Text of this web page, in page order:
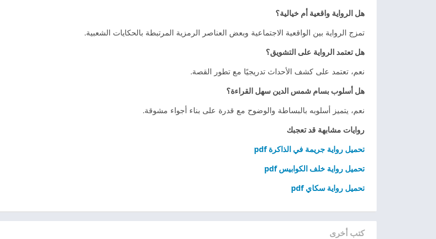
هل الرواية واقعية أم خيالية؟
تمزج الرواية بين الواقعية الاجتماعية وبعض العناصر الرمزية المرتبطة بالحكايات الشعبية.
هل تعتمد الرواية على التشويق؟
نعم، تعتمد على كشف الأحداث تدريجيًا مع تطور القصة.
هل أسلوب بسام شمس الدين سهل القراءة؟
نعم، يتميز أسلوبه بالبساطة والوضوح مع قدرة على بناء أجواء مشوقة.
روايات مشابهة قد تعجبك
تحميل رواية جريمة في الذاكرة pdf
تحميل رواية خلف الكوابيس pdf
تحميل رواية سكاي pdf
كتب أخرى